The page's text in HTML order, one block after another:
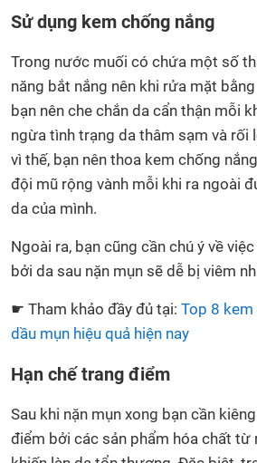
Sử dụng kem chống nắng
Trong nước muối có chứa một số
năng bắt nắng nên khi rửa mặt
bạn nên che chắn da cẩn thận mỗi
ngừa tình trạng da thâm sạm và rối
vì thế, bạn nên thoa kem chống
đội mũ rộng vành mỗi khi ra ngoài
da của mình.
Ngoài ra, bạn cũng cần chú ý về
bởi da sau nặn mụn sẽ dễ bị viêm
☛ Tham khảo đầy đủ tại: Top 8
dầu mụn hiệu quả hiện nay
Hạn chế trang điểm
Sau khi nặn mụn xong bạn cần
điểm bởi các sản phẩm hóa chất từ